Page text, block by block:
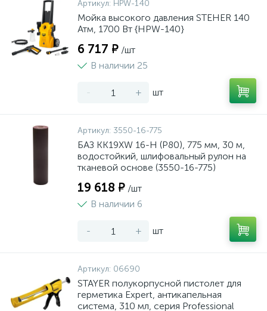
Артикул: HPW-140
Мойка высокого давления STEHER 140
Атм, 1700 Вт {HPW-140}
6 717 ₽ /шт
В наличии 25
- + шт
Артикул: 3550-16-775
БАЗ KK19XW 16-H (Р80), 775 мм, 30 м,
водостойкий, шлифовальный рулон на
тканевой основе (3550-16-775)
19 618 ₽ /шт
В наличии 6
- + шт
Артикул: 06690
STAYER полукорпусной пистолет для
герметика Expert, антикапельная
система, 310 мл, серия Professional